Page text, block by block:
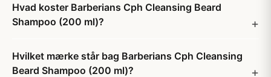
Hvad koster Barberians Cph Cleansing Beard
Shampoo (200 ml)?
Hvilket mærke står bag Barberians Cph Cleansing
Beard Shampoo (200 ml)?